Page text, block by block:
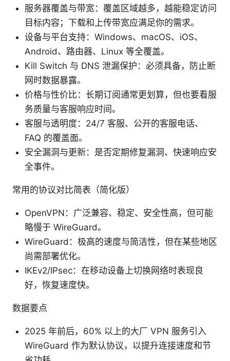
服务器覆盖与带宽：覆盖区域越多，越能稳定访问
目标内容；下载和上传带宽应满足你的需求。
设备与平台支持：Windows、macOS、iOS、
Android、路由器、Linux 等全覆盖。
Kill Switch 与 DNS 泄漏保护：必须具备，防止断
网时数据暴露。
价格与性价比：长期订阅通常更划算，但也要看服
务质量与客服响应时间。
客服与透明度：24/7 客服、公开的客服电话、
FAQ 的覆盖面。
安全漏洞与更新：是否定期修复漏洞、快速响应安
全事件。
常用的协议对比简表（简化版）
OpenVPN：广泛兼容、稳定、安全性高，但可能
略慢于 WireGuard。
WireGuard：极高的速度与简洁性，但在某些地区
尚需部署优化。
IKEv2/IPsec：在移动设备上切换网络时表现良
好，恢复速度快。
数据要点
2025 年前后，60% 以上的大厂 VPN 服务引入
WireGuard 作为默认协议，以提升连接速度和节